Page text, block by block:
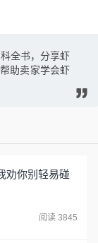
全书，分享虾
助卖家学会虾
劝你别轻易碰
阅读 3845